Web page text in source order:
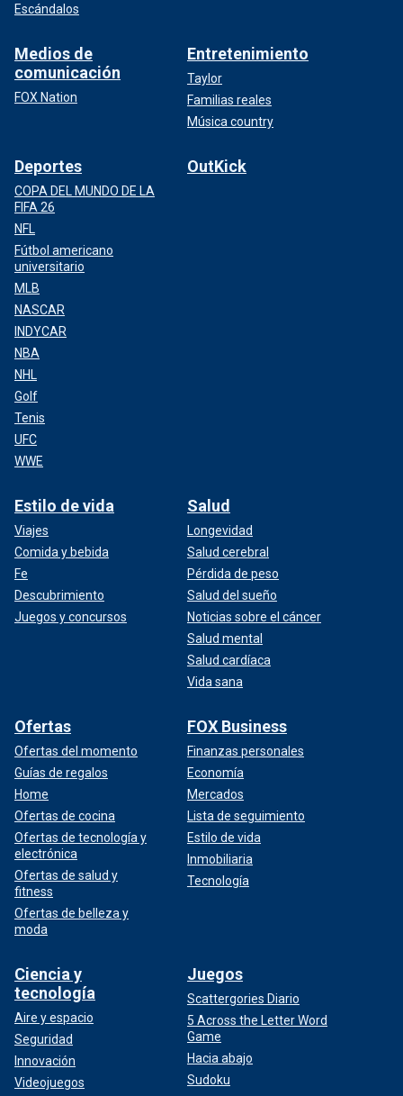
Escándalos
Medios de
comunicación
FOX Nation
Entretenimiento
Taylor
Familias reales
Música country
Deportes
COPA DEL MUNDO DE LA
FIFA 26
NFL
Fútbol americano
universitario
MLB
NASCAR
INDYCAR
NBA
NHL
Golf
Tenis
UFC
WWE
OutKick
Estilo de vida
Viajes
Comida y bebida
Fe
Descubrimiento
Juegos y concursos
Salud
Longevidad
Salud cerebral
Pérdida de peso
Salud del sueño
Noticias sobre el cáncer
Salud mental
Salud cardíaca
Vida sana
Ofertas
Ofertas del momento
Guías de regalos
Home
Ofertas de cocina
Ofertas de tecnología y
electrónica
Ofertas de salud y
fitness
Ofertas de belleza y
moda
FOX Business
Finanzas personales
Economía
Mercados
Lista de seguimiento
Estilo de vida
Inmobiliaria
Tecnología
Ciencia y
tecnología
Aire y espacio
Seguridad
Innovación
Videojuegos
Juegos
Scattergories Diario
5 Across the Letter Word
Game
Hacia abajo
Sudoku